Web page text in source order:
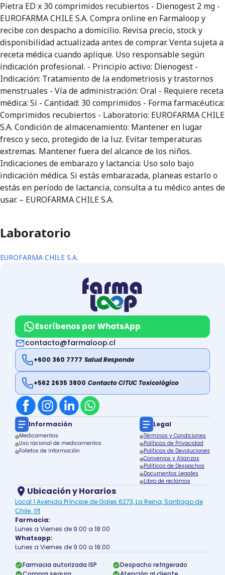
Pietra ED x 30 comprimidos recubiertos - Dienogest 2 mg -
EUROFARMA CHILE S.A. Compra online en Farmaloop y
recibe con despacho a domicilio. Revisa precio, stock y
disponibilidad actualizada antes de comprar. Venta sujeta a
receta médica cuando aplique. Uso responsable según
indicación profesional. - Principio activo: Dienogest -
Indicación: Tratamiento de la endometriosis y trastornos
menstruales - Vía de administración: Oral - Requiere receta
médica: Sí - Cantidad: 30 comprimidos - Forma farmacéutica:
Comprimidos recubiertos - Laboratorio: EUROFARMA CHILE
S.A. Condición de almacenamiento: Mantener en lugar
fresco y seco, protegido de la luz. Evitar temperaturas
extremas. Mantener fuera del alcance de los niños.
Indicaciones de embarazo y lactancia: Uso solo bajo
indicación médica. Si estás embarazada, planeas estarlo o
estás en período de lactancia, consulta a tu médico antes de
usar. – EUROFARMA CHILE S.A.
Laboratorio
EUROFARMA CHILE S.A.
Escríbenos por WhatsApp
contacto@farmaloop.cl
+600 360 7777 Salud Responde
+562 2635 3800 Contacto CITUC Toxicológico
Información
Medicamentos
Uso racional de medicamentos
Folletos de información
Legal
Términos y Condiciones
Políticas de Privacidad
Políticas de Devoluciones
Convenios y Alianzas
Políticas de Despachos
Documentos Legales
Libro de reclamos
Ubicación y Horarios
Local 1 Avenida Príncipe de Gales 6273, La Reina, Santiago de
Chile.
Farmacia:
Lunes a Viernes de 9:00 a 18:00
Whatsapp:
Lunes a Viernes de 9:00 a 18:00
Farmacia autorizada ISP
Despacho refrigerado